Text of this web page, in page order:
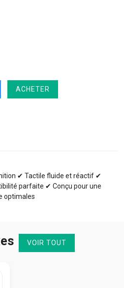
ACHETER
✔ Tactile fluide et réactif ✔
parfaite ✔ Conçu pour une
optimales
VOIR TOUT